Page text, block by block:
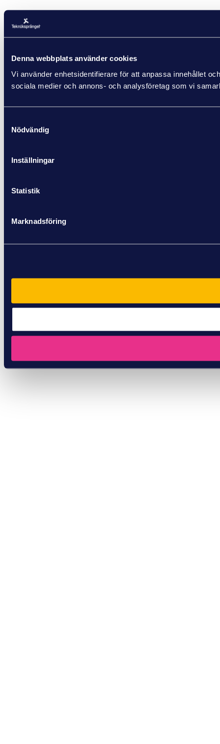
Denna webbplats använder cookies
Vi använder enhetsidentifierare för att anpassa innehållet
sociala medier och annons- och analysföretag som vi
Nödvändig
Inställningar
Statistik
Marknadsföring